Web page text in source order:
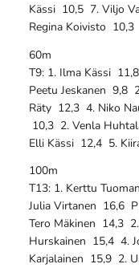
Kässi 10,5 7. Viljo
Regina Koivisto 10,3
60m
T9: 1. Ilma Kässi
Peetu Jeskanen 9,8
Räty 12,3 4. Niko
10,3 2. Venla
Elli Kässi 12,4 5.
100m
T13: 1. Kerttu
Julia Virtanen 16,6
Tero Mäkinen 14,3
Hurskainen 15,4 4.
Karjalainen 15,9 2.